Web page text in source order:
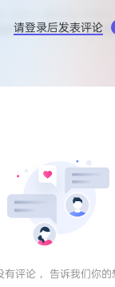
请登录后发表评论
有评论， 告诉我们你的